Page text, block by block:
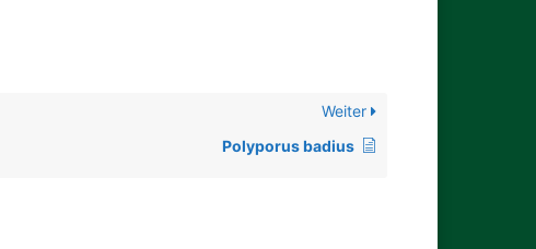
Weiter
Polyporus badius